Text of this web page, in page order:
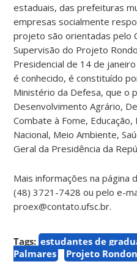
estaduais, das prefeituras
empresas socialmente
projeto são orientadas pelo
Supervisão do Projeto
Presidencial de 14 de
é conhecido, é constituído
Ministério da Defesa, que o
Desenvolvimento Agrário,
Combate à Fome,
Nacional, Meio Ambiente,
Geral da Presidência da
Mais informações na página
(48) 3721-7428 ou pelo e-
proex@contato.ufsc.br.
Tags: estudantes de
Palmares
Projeto Rondon